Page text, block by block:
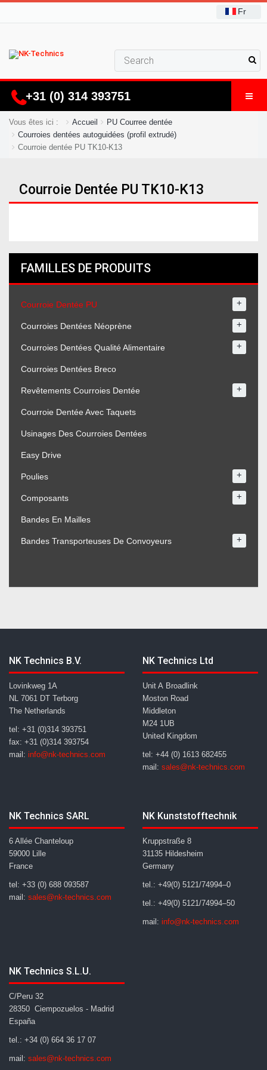
Fr
+31 (0) 314 393751
Vous êtes ici : Accueil
PU Courree dentée
Courroies dentées autoguidées (profil extrudé)
Courroie dentée PU TK10-K13
Courroie Dentée PU TK10-K13
FAMILLES DE PRODUITS
Courroie Dentée PU +
Courroies Dentées Néoprène +
Courroies Dentées Qualité Alimentaire +
Courroies Dentées Breco
Revêtements Courroies Dentée +
Courroie Dentée Avec Taquets
Usinages Des Courroies Dentées
Easy Drive
Poulies +
Composants +
Bandes En Mailles
Bandes Transporteuses De Convoyeurs +
NK Technics B.V.
Lovinkweg 1A
NL 7061 DT Terborg
The Netherlands
tel: +31 (0)314 393751
fax: +31 (0)314 393754
mail: info@nk-technics.com
NK Technics Ltd
Unit A Broadlink
Moston Road
Middleton
M24 1UB
United Kingdom
tel: +44 (0) 1613 682455
mail: sales@nk-technics.com
NK Technics SARL
6 Allée Chanteloup
59000 Lille
France
tel: +33 (0) 688 093587
mail: sales@nk-technics.com
NK Kunststofftechnik
Kruppstraße 8
31135 Hildesheim
Germany
tel.: +49(0) 5121/74994–0
tel.: +49(0) 5121/74994–50
mail: info@nk-technics.com
NK Technics S.L.U.
C/Peru 32
28350 Ciempozuelos - Madrid
España
tel.: +34 (0) 664 36 17 07
mail: sales@nk-technics.com